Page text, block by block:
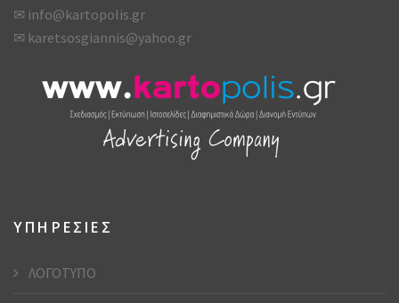
✉ info@kartopolis.gr
✉ karetsosgiannis@yahoo.gr
ΥΠΗΡΕΣΙΕΣ
ΛΟΓΟΤΥΠΟ